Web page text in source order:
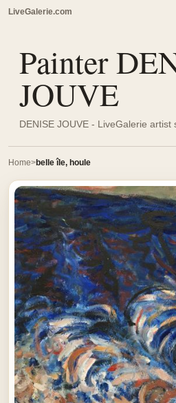
LiveGalerie.com
Painter
JOUVE
DENISE JOUVE - LiveGalerie artist
Home belle île, houle